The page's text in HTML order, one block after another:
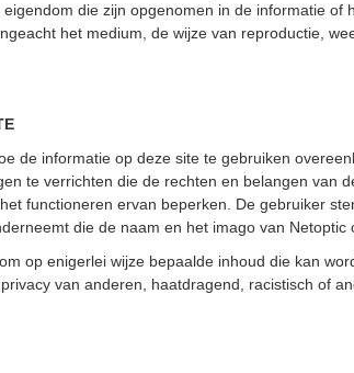
die zijn opgenomen in de informatie
het medium, de wijze van reproductie,
de informatie op deze site te gebruiken
te verrichten die de rechten en belangen van
functioneren ervan beperken. De gebruiker
die de naam en het imago van Netoptic
op enigerlei wijze bepaalde inhoud die kan
van anderen, haatdragend, racistisch of